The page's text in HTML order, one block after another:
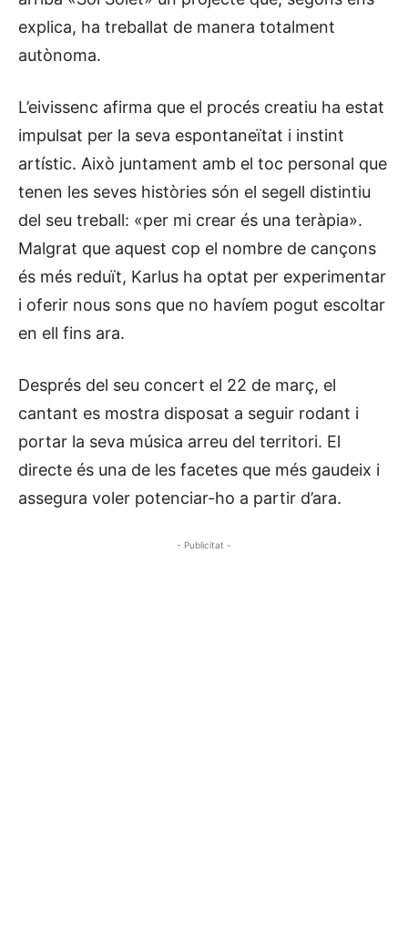
explica, ha treballat de manera totalment
autònoma.
L’eivissenc afirma que el procés creatiu ha estat
impulsat per la seva espontaneïtat i instint
artístic. Això juntament amb el toc personal que
tenen les seves històries són el segell distintiu
del seu treball: «per mi crear és una teràpia».
Malgrat que aquest cop el nombre de cançons
és més reduït, Karlus ha optat per experimentar
i oferir nous sons que no havíem pogut escoltar
en ell fins ara.
Després del seu concert el 22 de març, el
cantant es mostra disposat a seguir rodant i
portar la seva música arreu del territori. El
directe és una de les facetes que més gaudeix i
assegura voler potenciar-ho a partir d’ara.
- Publicitat -